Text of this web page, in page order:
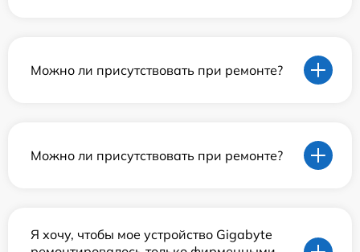
Можно ли присутствовать при ремонте?
Можно ли присутствовать при ремонте?
Я хочу, чтобы мое устройство Gigabyte